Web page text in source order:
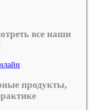
все наши
продукты,